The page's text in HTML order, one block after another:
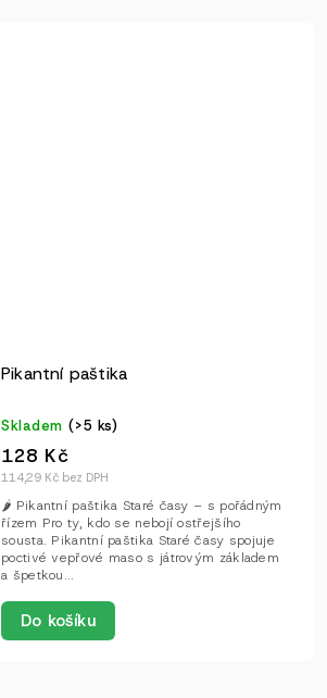
Pikantní paštika
Skladem (>5 ks)
114,29 Kč bez DPH
128 Kč
Do košíku
🌶 Pikantní paštika Staré časy – s pořádným
řízem Pro ty, kdo se nebojí ostřejšího
sousta. Pikantní paštika Staré časy spojuje
poctivé vepřové maso s játrovým základem
a špetkou...